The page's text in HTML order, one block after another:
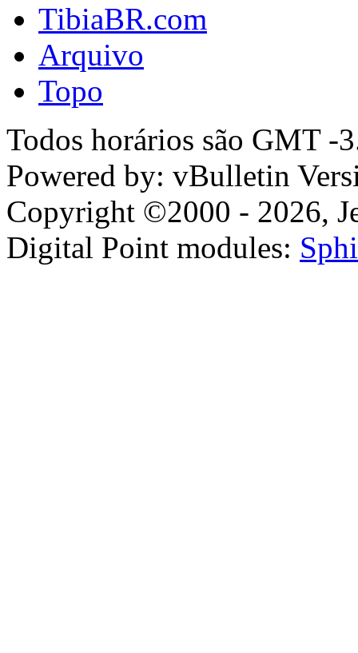
TibiaBR.com
Arquivo
Topo
Todos horários são GMT -
Powered by: vBulletin
Copyright ©2000 - 2026,
Digital Point modules: